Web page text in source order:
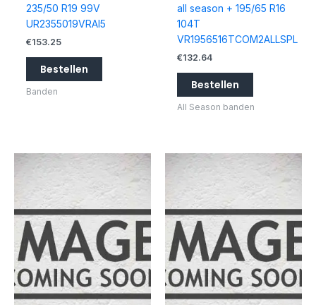
235/50 R19 99V
UR2355019VRAI5
€153.25
Bestellen
Banden
all season + 195/65 R16
104T
VR1956516TCOM2ALLSPL
€132.64
Bestellen
All Season banden